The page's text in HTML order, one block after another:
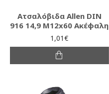
Ατσαλόβιδα Allen DIN
916 14,9 M12x60 Ακέφαλη
1,01€